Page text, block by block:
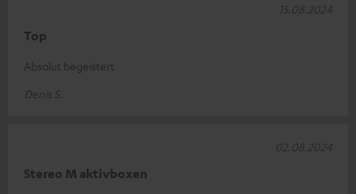
Top
Absolut begeistert
Denis S.
15.08.2024
Stereo M aktivboxen
02.08.2024